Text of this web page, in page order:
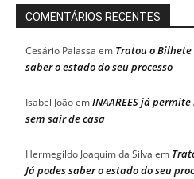
COMENTÁRIOS RECENTES
Cesário Palassa em Tratou o
saber o estado do seu processo
Isabel JoãoemINAAREES já
sem sair de casa
Hermegildo Joaquim da Silva em
Já podes saber o estado do seu